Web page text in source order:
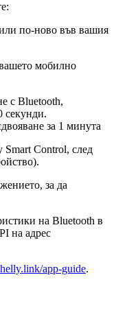
по-ново във вашия
мобилно
с Bluetooth,
секунди.
за 1 минута
Control, след
за да
на Bluetooth в
на адрес
app-guide.